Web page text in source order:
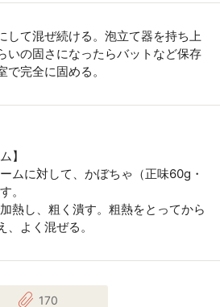
して混ぜ続ける。泡立て器を持ち上
いの固さになったらバットなど保存
完全に固める。
】
ムに対して、かぼちゃ（正味60g・
。
熱し、粗く潰す。粗熱をとってから
、よく混ぜる。
170